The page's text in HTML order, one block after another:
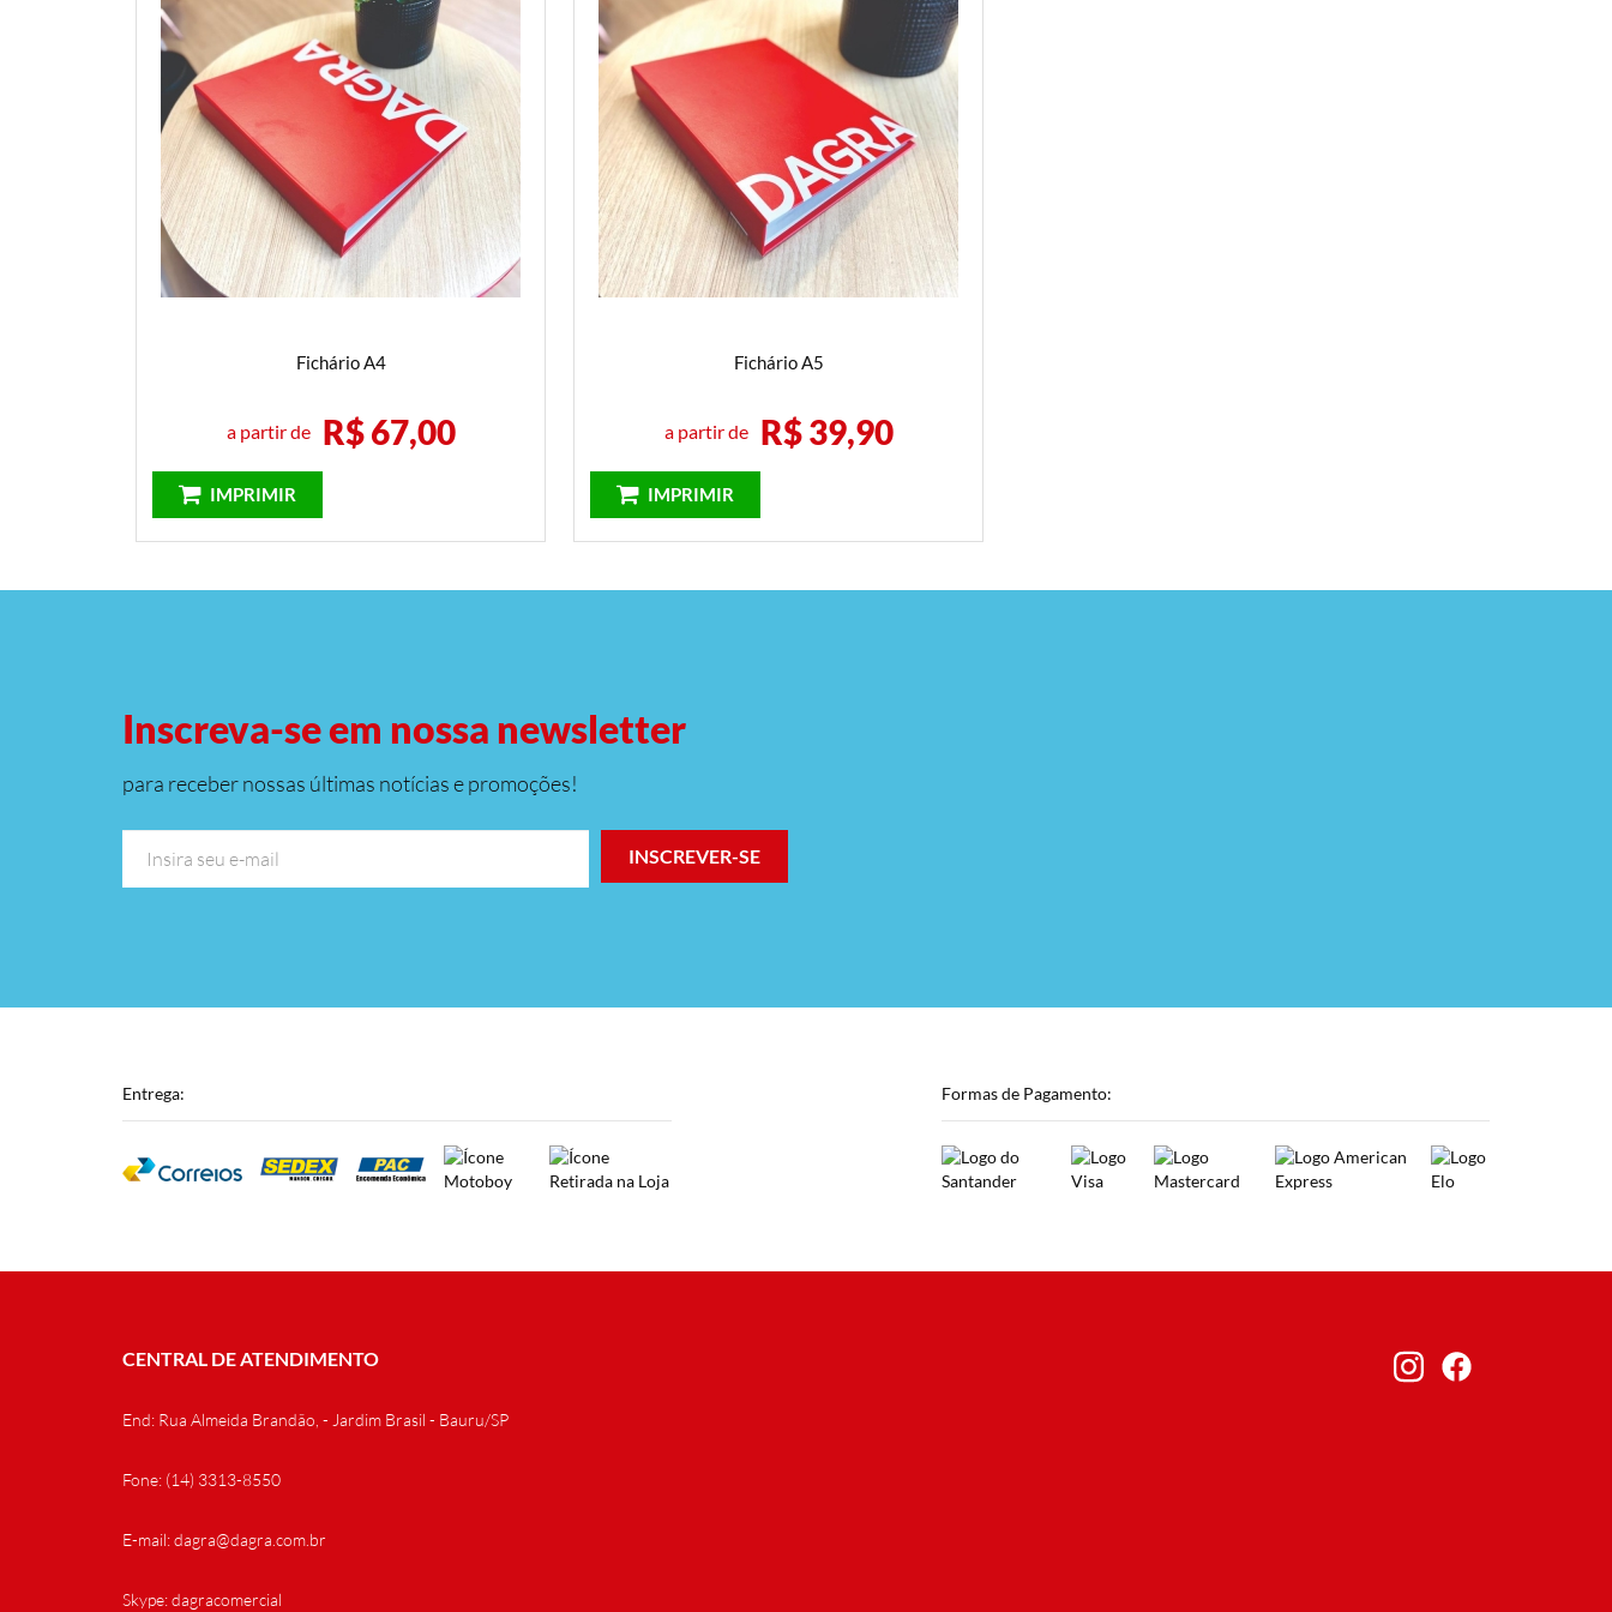
Folder
Marca Página
Papel Timbrado
Fichário A4
a partir de R$ 67,00
IMPRIMIR
Fichário A5
a partir de R$ 39,90
IMPRIMIR
Inscreva-se em nossa newsletter
para receber nossas últimas notícias e promoções!
INSCREVER-SE
Entrega: Formas de Pagamento:
CENTRAL DE ATENDIMENTO
End: Rua Almeida Brandão, - Jardim Brasil - Bauru/SP
Fone: (14) 3313-8550
E-mail: dagra@dagra.com.br
Skype: dagracomercial